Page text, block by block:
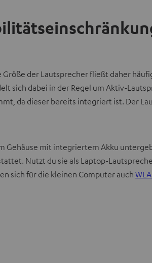
der Lautsprecher fließt daher
sich dabei in der Regel um Aktiv-
da dieser bereits integriert ist. Der
mit integriertem Akku
Nutzt du sie als Laptop-
sich für die kleinen Computer auch